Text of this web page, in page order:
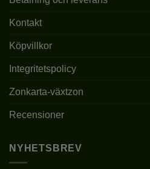
LEVERANSHÖJD
SLUTHÖJD
FROSTTÅLIGHET
VINTERGRÖN
Kontakt
Köpvillkor
Integritetspolicy
Zonkarta-växtzon
Recensioner
NYHETSBREV